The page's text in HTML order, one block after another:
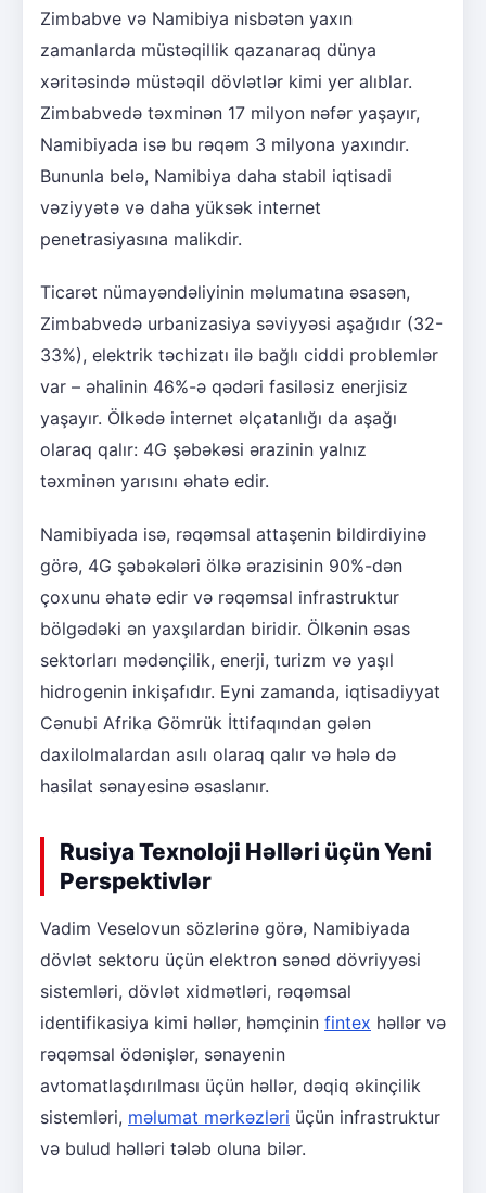
Zimbabve və Namibiya nisbətən yaxın
zamanlarda müstəqillik qazanaraq dünya
xəritəsində müstəqil dövlətlər kimi yer alıblar.
Zimbabvedə təxminən 17 milyon nəfər yaşayır,
Namibiyada isə bu rəqəm 3 milyona yaxındır.
Bununla belə, Namibiya daha stabil iqtisadi
vəziyyətə və daha yüksək internet
penetrasiyasına malikdir.
Ticarət nümayəndəliyinin məlumatına əsasən,
Zimbabvedə urbanizasiya səviyyəsi aşağıdır (32-
33%), elektrik təchizatı ilə bağlı ciddi problemlər
var – əhalinin 46%-ə qədəri fasiləsiz enerjisiz
yaşayır. Ölkədə internet əlçatanlığı da aşağı
olaraq qalır: 4G şəbəkəsi ərazinin yalnız
təxminən yarısını əhatə edir.
Namibiyada isə, rəqəmsal attaşenin bildirdiyinə
görə, 4G şəbəkələri ölkə ərazisinin 90%-dən
çoxunu əhatə edir və rəqəmsal infrastruktur
bölgədəki ən yaxşılardan biridir. Ölkənin əsas
sektorları mədənçilik, enerji, turizm və yaşıl
hidrogenin inkişafıdır. Eyni zamanda, iqtisadiyyat
Cənubi Afrika Gömrük İttifaqından gələn
daxilolmalardan asılı olaraq qalır və hələ də
hasilat sənayesinə əsaslanır.
Rusiya Texnoloji Həlləri üçün Yeni
Perspektivlər
Vadim Veselovun sözlərinə görə, Namibiyada
dövlət sektoru üçün elektron sənəd dövriyyəsi
sistemləri, dövlət xidmətləri, rəqəmsal
identifikasiya kimi həllər, həmçinin fintex həllər və
rəqəmsal ödənişlər, sənayenin
avtomatlaşdırılması üçün həllər, dəqiq əkinçilik
sistemləri, məlumat mərkəzləri üçün infrastruktur
və bulud həlləri tələb oluna bilər.